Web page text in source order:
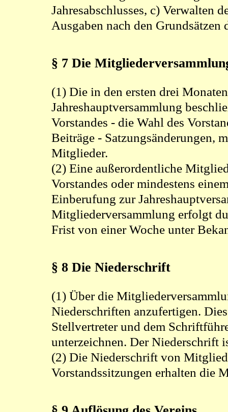
Jahresabschlusses, c) Verwalten
Ausgaben nach den
§ 7 Die
(1) Die in den ersten drei
Jahreshauptversammlung
Vorstandes - die Wahl des
Beiträge - Satzungsänderungen,
Mitglieder.
(2) Eine außerordentliche
Vorstandes oder mindestens
Einberufung zur
Mitgliederversammlung erfolgt
Frist von einer Woche unter
§ 8 Die Niederschrift
(1) Über die
Niederschriften anzufertigen.
Stellvertreter und dem
unterzeichnen. Der Niederschrift
(2) Die Niederschrift von
Vorstandssitzungen erhalten die